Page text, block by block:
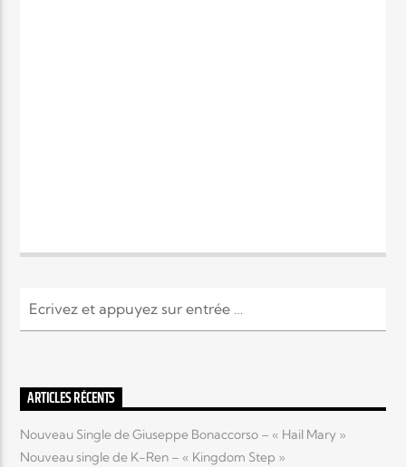
ARTICLES RÉCENTS
Nouveau Single de Giuseppe Bonaccorso – « Hail Mary »
Nouveau single de K-Ren – « Kingdom Step »